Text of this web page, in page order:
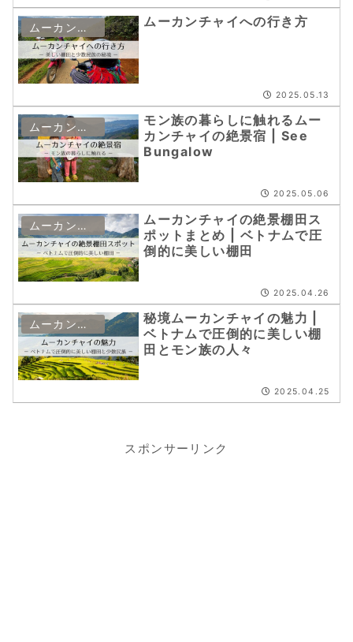
ムーカンチャイ ムーカンチャイへの行き方
2025.05.13
ムーカンチャイ
モン族の暮らしに触れるムー
カンチャイの絶景宿 | See
Bungalow
2025.05.06
ムーカンチャイ
ムーカンチャイの絶景棚田ス
ポットまとめ | ベトナムで圧
倒的に美しい棚田
2025.04.26
ムーカンチャイ
秘境ムーカンチャイの魅力 |
ベトナムで圧倒的に美しい棚
田とモン族の人々
2025.04.25
スポンサーリンク